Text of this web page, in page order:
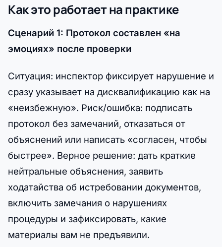
Как это работает на практике
Сценарий 1: Протокол составлен «на
эмоциях» после проверки
Ситуация: инспектор фиксирует нарушение и
сразу указывает на дисквалификацию как на
«неизбежную». Риск/ошибка: подписать
протокол без замечаний, отказаться от
объяснений или написать «согласен, чтобы
быстрее». Верное решение: дать краткие
нейтральные объяснения, заявить
ходатайства об истребовании документов,
включить замечания о нарушениях
процедуры и зафиксировать, какие
материалы вам не предъявили.